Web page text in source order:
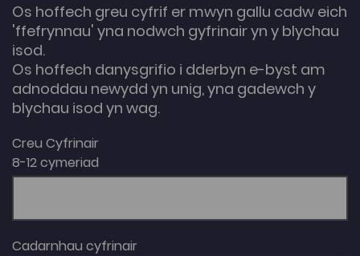
Os hoffech greu cyfrif er mwyn gallu cadw eich
'ffefrynnau' yna nodwch gyfrinair yn y blychau
isod.
Os hoffech danysgrifio i dderbyn e-byst am
adnoddau newydd yn unig, yna gadewch y
blychau isod yn wag.
Creu Cyfrinair
8-12 cymeriad
Cadarnhau cyfrinair